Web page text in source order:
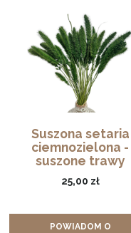
Suszona setaria
ciemnozielona -
suszone trawy
25,00 zł
POWIADOM O